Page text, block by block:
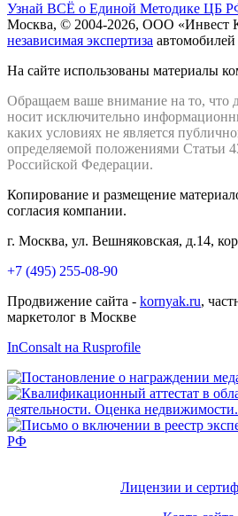
Узнай ВСЁ о Единой Методике ЦБ
Москва, © 2004-2026, ООО «Инвест
независимая экспертиза
На сайте использованы материалы
Обращаем ваше внимание на то, что
носит исключительно
каких условиях не является
определяемой положениями Статьи
Российской Федерации.
Копирование и размещение
согласия компании.
г. Москва, ул. Вешняковская, д.14,
+7 (495) 255-08-90
Продвижение сайта - kornyak.ru,
маркетолог в Москве
InConsalt на Rusprofile
Лицензии и